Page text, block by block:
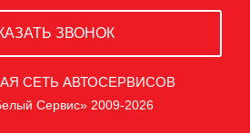
ЗВОНОК
СЕТЬ АВТОСЕРВИСОВ
Сервис» 2009-2026